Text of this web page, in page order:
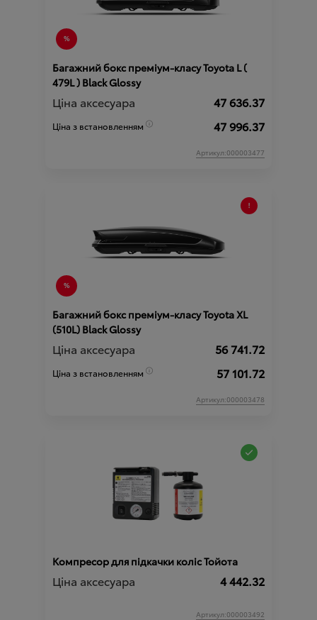
Багажний бокс преміум-класу Toyota L (
479L ) Black Glossy
Ціна аксесуара 47 636.37
Ціна з встановленням 47 996.37
Артикул:000003477
Багажний бокс преміум-класу Toyota XL
(510L) Black Glossy
Ціна аксесуара 56 741.72
Ціна з встановленням 57 101.72
Артикул:000003478
Компресор для підкачки коліс Тойота
Ціна аксесуара 4 442.32
Артикул:000003492